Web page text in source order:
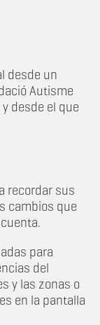
desde un
Autisme
desde el que
recordar sus
cambios que
para
del
y las zonas o
en la pantalla